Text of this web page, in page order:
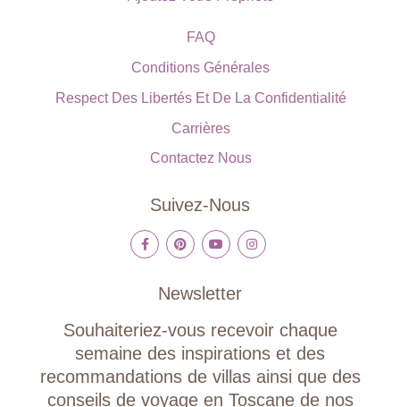
FAQ
Conditions Générales
Respect Des Libertés Et De La Confidentialité
Carrières
Contactez Nous
Suivez-Nous
Newsletter
Souhaiteriez-vous recevoir chaque
semaine des inspirations et des
recommandations de villas ainsi que des
conseils de voyage en Toscane de nos